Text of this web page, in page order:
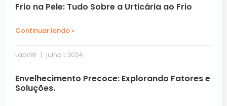
Frio na Pele: Tudo Sobre a Urticária ao Frio
Continuar lendo »
LabVW julho 1, 2024
Envelhecimento Precoce: Explorando Fatores e
Soluções.